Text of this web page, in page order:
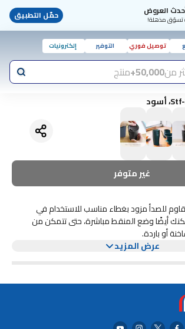
العروض
تسوّق مذهلة! حمّل التطبيق
توصيل فوري التوفير إلكترونيات
من50,000+ منتج
غير متوفر
للصدأ مزود بغطاء مناسب للاستخدام في
أيضًا وضع المنقط مباشرة، حتى تتمكن من
أو باردة.
عرض المزيد